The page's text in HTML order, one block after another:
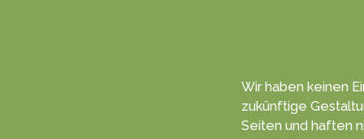
Wir haben keinen
zukünf­tige
Seiten und haften